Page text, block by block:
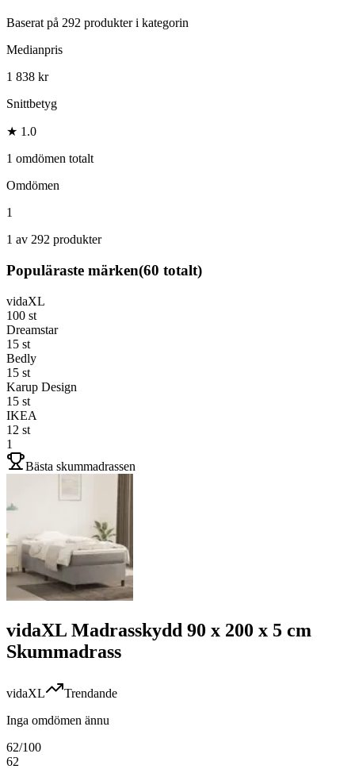
Baserat på 292 produkter i kategorin
Medianpris
1 838 kr
Snittbetyg
★ 1.0
1 omdömen totalt
Omdömen
1
1 av 292 produkter
Populäraste märken(60 totalt)
vidaXL
100 st
Dreamstar
15 st
Bedly
15 st
Karup Design
15 st
IKEA
12 st
1
Bästa skummadrassen
vidaXL Madrasskydd 90 x 200 x 5 cm
Skummadrass
vidaXL
Trendande
Inga omdömen ännu
62/100
62